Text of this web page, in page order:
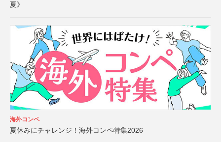
夏》
海外コンペ
夏休みにチャレンジ！海外コンペ特集2026